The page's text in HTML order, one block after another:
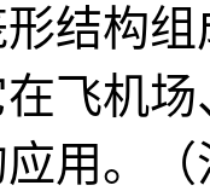
结构
飞机
用。